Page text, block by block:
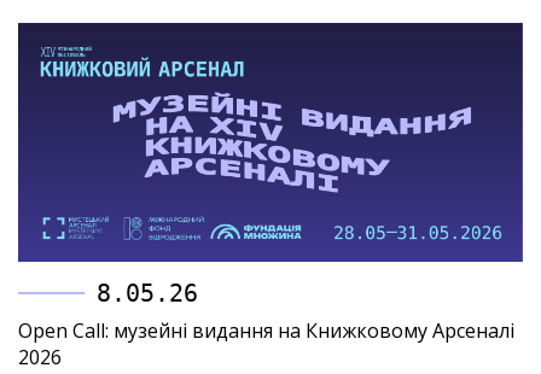
8.05.26
Open Call: музейні видання на Книжковому Арсеналі
2026